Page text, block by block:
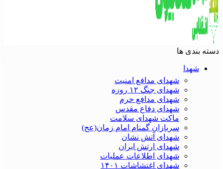
دسته بندی ها
شهدا
شهدای مدافع امنیت
شهدای جنگ ۱۲ روزه
شهدای مدافع حرم
شهدای دفاع مقدس
ماکت شهدای سلامت
سربازان گمنام امام زمان(عج)
شهدای آتش نشان
شهدای ارتش ایران
شهدای اطلاعات عملیات
شهدای اغتشاشات ۱۴۰۱